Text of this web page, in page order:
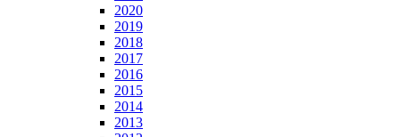
2020
2019
2018
2017
2016
2015
2014
2013